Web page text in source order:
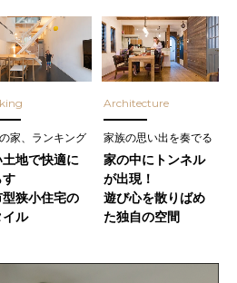
家、ランキング
地で快適に
す
型狭小住宅の
イル
Architecture
家族の思い出を奏でる
家の中にトンネル
が出現！
遊び心を散りばめ
た独自の空間